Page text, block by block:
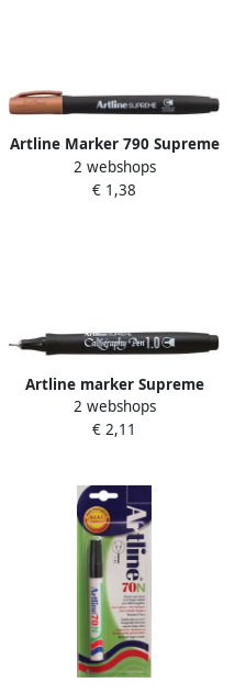
Artline Marker 790 Supreme
metal brons
2 webshops
€ 1,38
Artline marker Supreme
Calligraphy Pen 1 0 mm
zwart
2 webshops
€ 2,11